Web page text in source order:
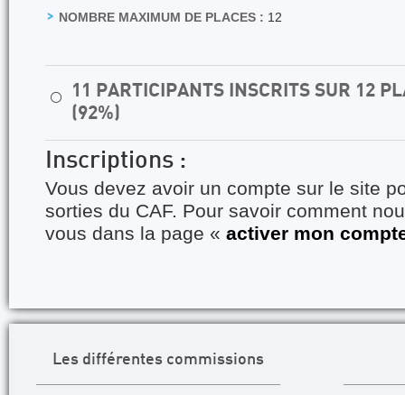
NOMBRE MAXIMUM DE PLACES : 12
⚪
11 PARTICIPANTS INSCRITS SUR 12
(92%)
Inscriptions :
Vous devez avoir un compte sur le site
sorties du CAF. Pour savoir comment
vous dans la page « activer mon
Les différentes commissions